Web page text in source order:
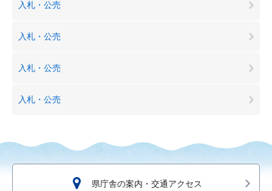
入札・公売
入札・公売
入札・公売
入札・公売
県庁舎の案内・交通アクセス